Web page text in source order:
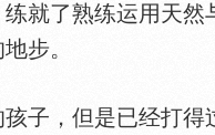
就了熟练运用天然
步。
子，但是已经打得